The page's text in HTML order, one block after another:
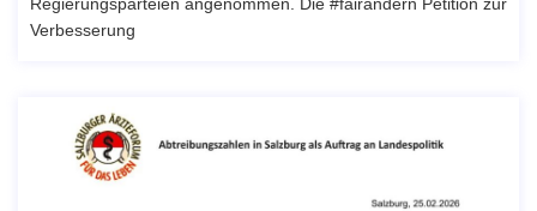
Regierungsparteien angenommen. Die #fairändern Petition zur
Verbesserung